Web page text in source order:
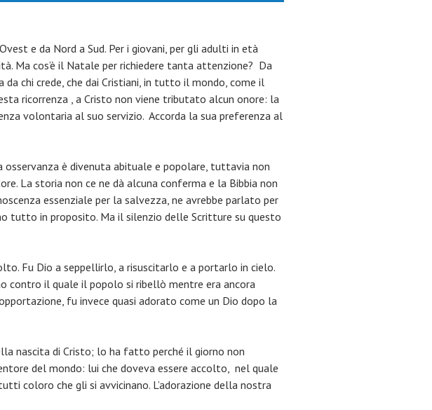
e da Nord a Sud. Per i giovani, per gli adulti in età
Ma cos’è il Natale per richiedere tanta attenzione? Da
chi crede, che dai Cristiani, in tutto il mondo, come il
ricorrenza , a Cristo non viene tributato alcun onore: la
volontaria al suo servizio. Accorda la sua preferenza al
osservanza è divenuta abituale e popolare, tuttavia non
La storia non ce ne dà alcuna conferma e la Bibbia non
essenziale per la salvezza, ne avrebbe parlato per
tutto in proposito. Ma il silenzio delle Scritture su questo
Fu Dio a seppellirlo, a risuscitarlo e a portarlo in cielo.
contro il quale il popolo si ribellò mentre era ancora
fu invece quasi adorato come un Dio dopo la
nascita di Cristo; lo ha fatto perché il giorno non
del mondo: lui che doveva essere accolto, nel quale
coloro che gli si avvicinano. L’adorazione della nostra